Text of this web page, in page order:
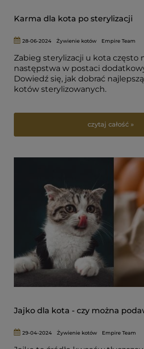
Karma dla kota po sterylizacji
28-06-2024 Żywienie kotów Empire Team
Zabieg sterylizacji u kota często
następstwa w postaci
Dowiedź się, jak dobrać
kotów sterylizowanych.
czytaj całość »
Jajko dla kota - czy można
29-04-2024 Żywienie kotów Empire Team